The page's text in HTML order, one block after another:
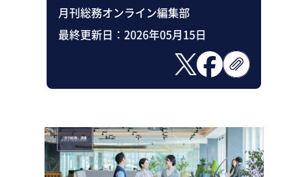
月刊総務オンライン編集部
最終更新日： 2026年05月15日